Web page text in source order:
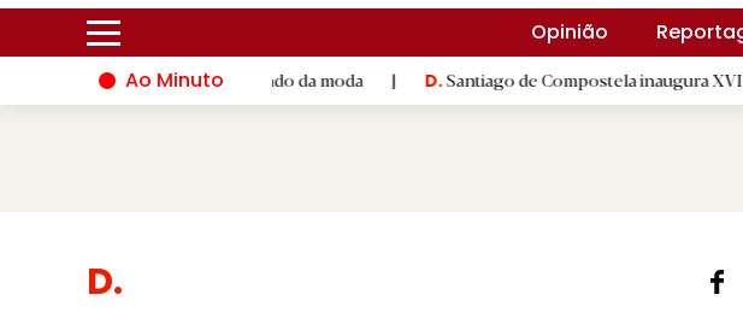
Opinião
Ao Minuto
e à inovação do mundo da moda | D.Santiago de Compostela inaugura XVI Jogos do
Desp